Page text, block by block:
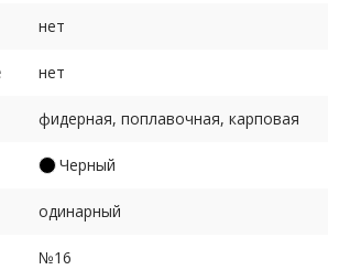
нет
нет
фидерная, поплавочная, карповая
Черный
одинарный
№16